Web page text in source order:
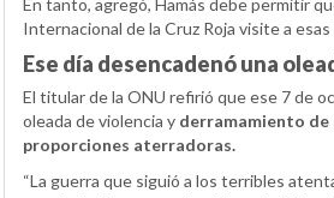
Internacional de la Cruz Roja visite a
Ese día desencadenó una
El titular de la ONU refirió que ese 7 de
oleada de violencia y derramamiento de
proporciones aterradoras.
“La guerra que siguió a los terribles